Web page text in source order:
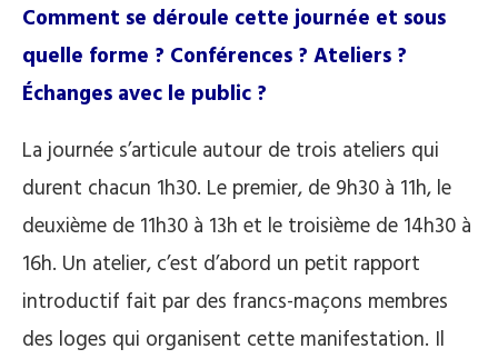
Comment se déroule cette journée et sous
quelle forme ? Conférences ? Ateliers ?
Échanges avec le public ?
La journée s’articule autour de trois ateliers qui
durent chacun 1h30. Le premier, de 9h30 à 11h, le
deuxième de 11h30 à 13h et le troisième de 14h30 à
16h. Un atelier, c’est d’abord un petit rapport
introductif fait par des francs-maçons membres
des loges qui organisent cette manifestation. Il